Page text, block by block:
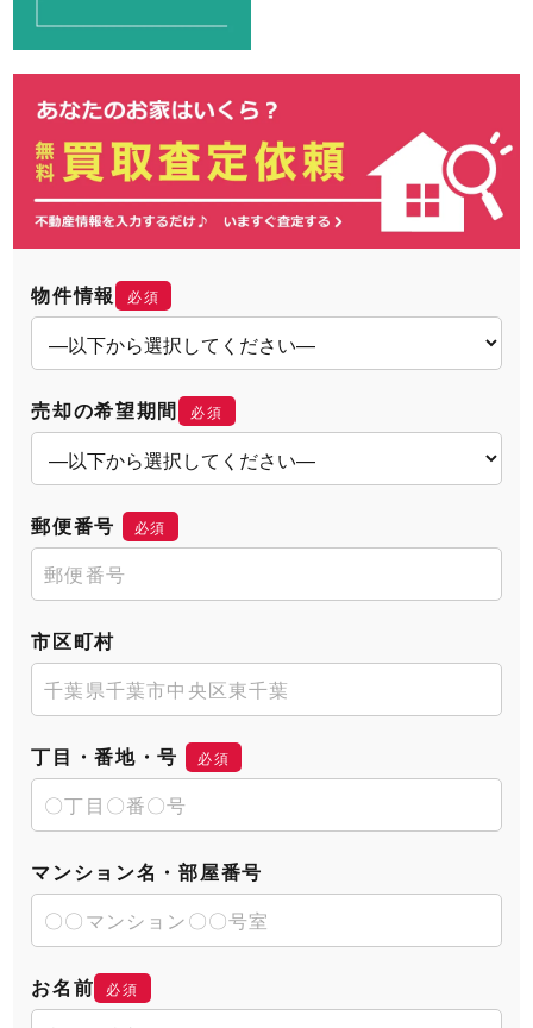
物件情報 必須
売却の希望期間 必須
郵便番号 必須
市区町村
丁目・番地・号 必須
マンション名・部屋番号
お名前 必須